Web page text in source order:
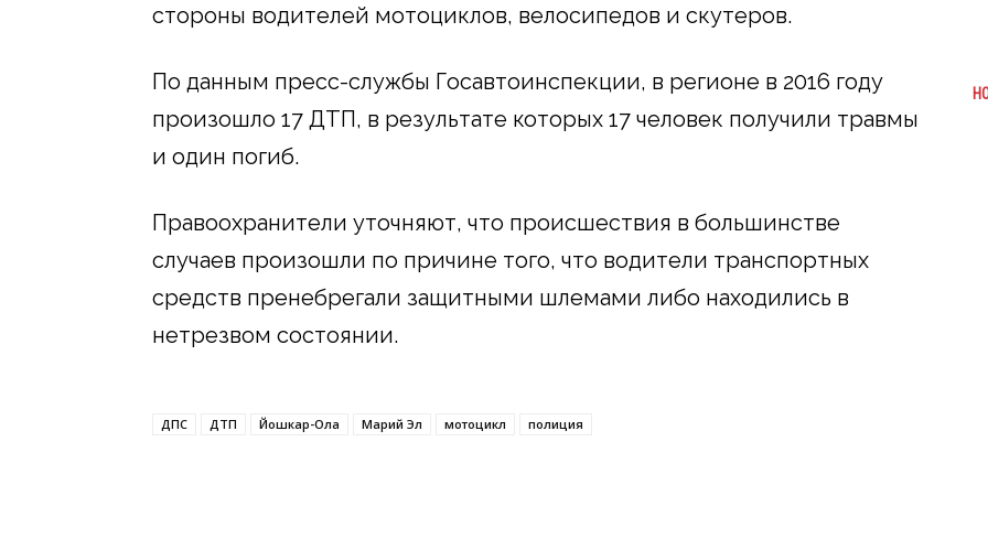
стороны водителей мотоциклов, велосипедов и скутеров.
По данным пресс-службы Госавтоинспекции, в регионе в 2016 году
произошло 17 ДТП, в результате которых 17 человек получили травмы
и один погиб.
Правоохранители уточняют, что происшествия в большинстве
случаев произошли по причине того, что водители транспортных
средств пренебрегали защитными шлемами либо находились в
нетрезвом состоянии.
ДПС ДТП Йошкар-Ола Марий Эл мотоцикл полиция